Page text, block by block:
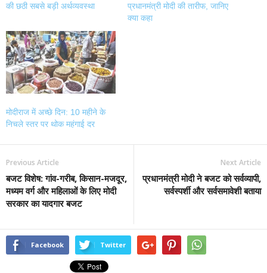
की छठी सबसे बड़ी अर्थव्यवस्था
प्रधानमंत्री मोदी की तारीफ, जानिए
क्या कहा
मोदीराज में अच्छे दिन: 10 महीने के
निचले स्तर पर थोक महंगाई दर
Previous Article
बजट विशेष: गांव-गरीब, किसान-मजदूर,
मध्यम वर्ग और महिलाओं के लिए मोदी
सरकार का यादगार बजट
Next Article
प्रधानमंत्री मोदी ने बजट को सर्वव्‍यापी,
सर्वस्‍पर्शी और सर्वसमावेशी बताया
Facebook Twitter